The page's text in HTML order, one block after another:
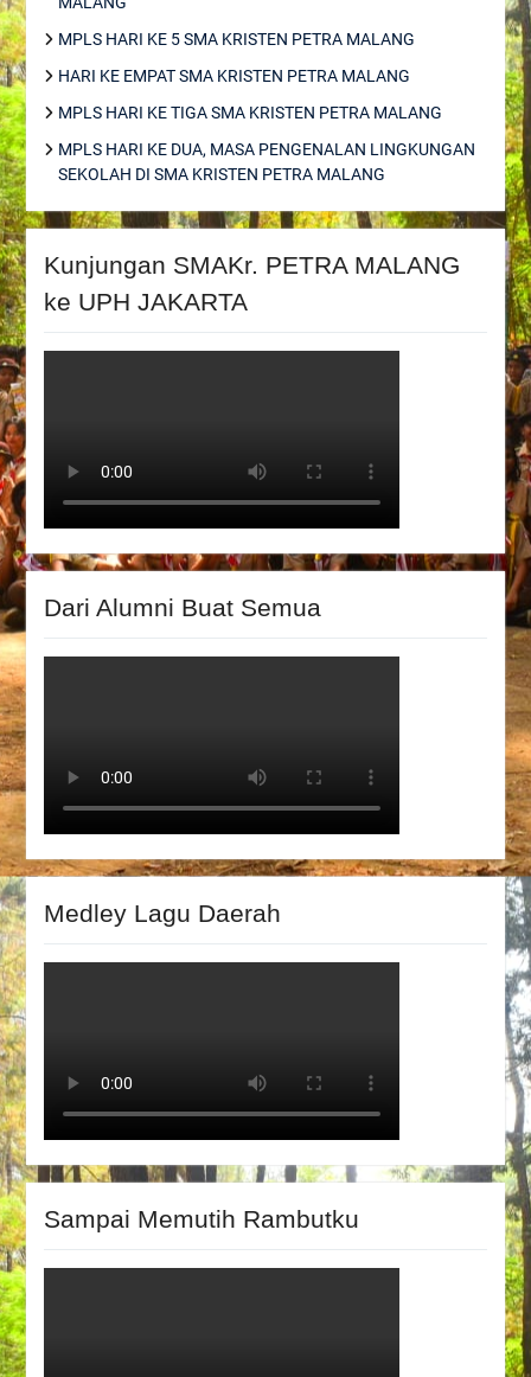
MPLS HARI KE 5 SMA KRISTEN PETRA MALANG
HARI KE EMPAT SMA KRISTEN PETRA MALANG
MPLS HARI KE TIGA SMA KRISTEN PETRA MALANG
MPLS HARI KE DUA, MASA PENGENALAN LINGKUNGAN
SEKOLAH DI SMA KRISTEN PETRA MALANG
Kunjungan SMAKr. PETRA MALANG
ke UPH JAKARTA
Dari Alumni Buat Semua
Medley Lagu Daerah
Sampai Memutih Rambutku